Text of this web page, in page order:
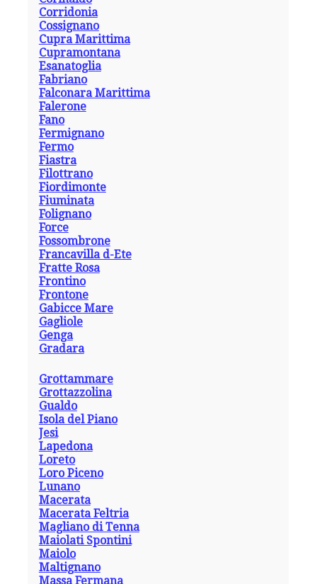
Corridonia
Cossignano
Cupra Marittima
Cupramontana
Esanatoglia
Fabriano
Falconara Marittima
Falerone
Fano
Fermignano
Fermo
Fiastra
Filottrano
Fiordimonte
Fiuminata
Folignano
Force
Fossombrone
Francavilla d-Ete
Fratte Rosa
Frontino
Frontone
Gabicce Mare
Gagliole
Genga
Gradara
Grottammare
Grottazzolina
Gualdo
Isola del Piano
Jesi
Lapedona
Loreto
Loro Piceno
Lunano
Macerata
Macerata Feltria
Magliano di Tenna
Maiolati Spontini
Maiolo
Maltignano
Massa Fermana